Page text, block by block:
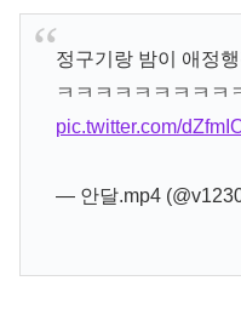
정구기랑 밤이 애정
ㅋㅋㅋㅋㅋㅋㅋㅋㅋ
pic.twitter.com/
— 안달.mp4